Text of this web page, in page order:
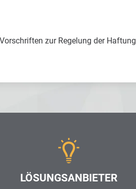
zur Regelung der Haftung
LÖSUNGSANBIETER